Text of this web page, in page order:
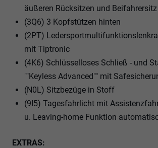
äußeren Rücksitzen und Beifahrersitz
(3Q6) 3 Kopfstützen hinten
(2PT)
mit Tiptronic
(4K6) Schlüsselloses Schließ - und
""Keyless Advanced"" mit
(N0L) Sitzbezüge in Stoff
(9I5) Tagesfahrlicht mit
u. Leaving-home Funktion
EXTRAS: